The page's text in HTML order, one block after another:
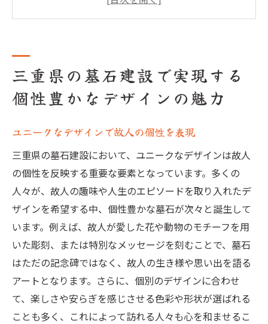
墓石デザインを通じた家族の物語の表現
未来に向けた持続可能なデザインの実現
法
伝統と革新の融合によるデザイン
新素材の活用で広がるデザインの可能性
故人の思いを形にするデザインアプローチ
地域の職人技が光る墓石建設
デザインに込められたメッセージの重要性
未来を見据えた墓石デザインの提案
三重県の自然素材を活かした墓石建設の可能性
自然素材の選択で個性を引き出す方法
環境に優しい素材を用いたデザイン
三重県の墓石建設で実現する
個性豊かなデザインの魅力
ユニークなデザインで故人の個性を表現
三重県の墓石建設において、ユニークなデザインは故人
の個性を反映する重要な要素となっています。多くの
人々が、故人の趣味や人生のエピソードを取り入れたデ
ザインを希望する中、個性豊かな墓石が次々と誕生して
います。例えば、故人が愛した花や動物のモチーフを用
いた彫刻、または特別なメッセージを刻むことで、墓石
はただの記念碑ではなく、故人の生き様や思い出を語る
アートとなります。さらに、個別のデザインに合わせ
て、楽しさや安らぎを感じさせる色彩や形状が選ばれる
ことも多く、これによって訪れる人々も心を和ませるこ